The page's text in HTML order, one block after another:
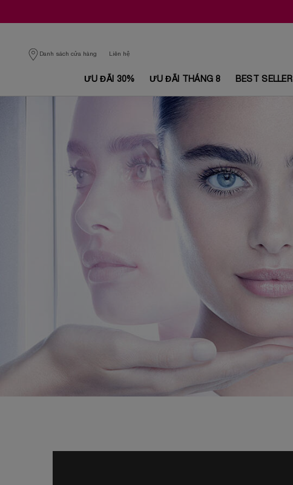
Danh sách cửa hàng
Liên hệ
ƯU ĐÃI 30% ƯU ĐÃI THÁNG 8 BEST SELLER